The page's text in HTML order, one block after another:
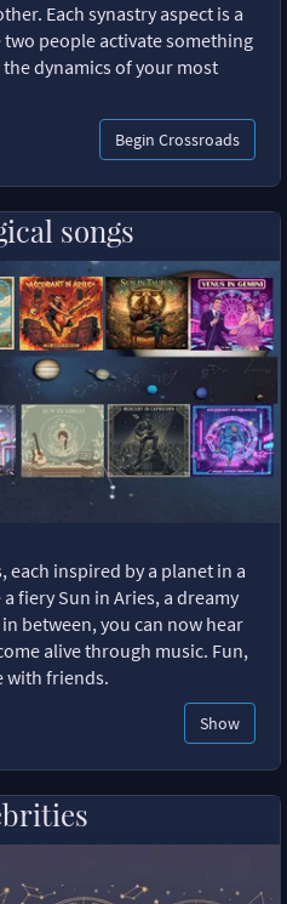
Each synastry aspect is a
people activate something
dynamics of your most
Begin Crossroads
songs
inspired by a planet in a
fiery Sun in Aries, a dreamy
between, you can now hear
alive through music. Fun,
with friends.
Show